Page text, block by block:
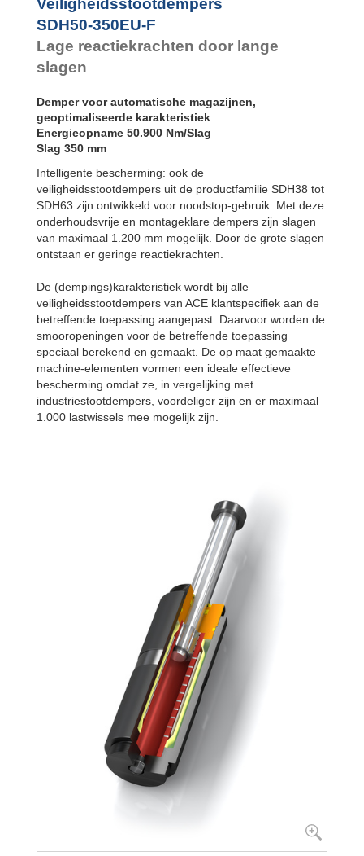
SDH63EU-F
SDH63EU-R
Flens
Veiligheidsstootdempers
SDH50-350EU-F
Lage reactiekrachten door lange
slagen
Demper voor automatische magazijnen,
geoptimaliseerde karakteristiek
Energieopname 50.900 Nm/Slag
Slag 350 mm
Intelligente bescherming: ook de
veiligheidsstootdempers uit de productfamilie SDH38 tot
SDH63 zijn ontwikkeld voor noodstop-gebruik. Met deze
onderhoudsvrije en montageklare dempers zijn slagen
van maximaal 1.200 mm mogelijk. Door de grote slagen
ontstaan er geringe reactiekrachten.
De (dempings)karakteristiek wordt bij alle
veiligheidsstootdempers van ACE klantspecifiek aan de
betreffende toepassing aangepast. Daarvoor worden de
smooropeningen voor de betreffende toepassing
speciaal berekend en gemaakt. De op maat gemaakte
machine-elementen vormen een ideale effectieve
bescherming omdat ze, in vergelijking met
industriestootdempers, voordeliger zijn en er maximaal
1.000 lastwissels mee mogelijk zijn.